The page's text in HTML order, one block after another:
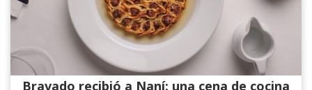
Bravado recibió a Naní: una cena de cocina